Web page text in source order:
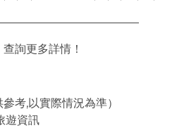
詢更多詳情！
考,以實際情況為準）
遊資訊